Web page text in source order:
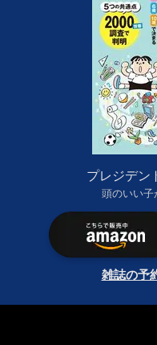
プレジデン
頭のいい子
雑誌の予